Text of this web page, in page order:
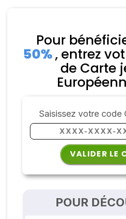
Pour
50%, entrez
de Carte
Saisissez votre code
VALIDER LE
POUR